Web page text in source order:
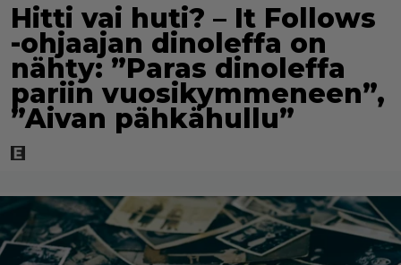
Hitti vai huti? – It Follows
-ohjaajan dinoleffa on
nähty: ”Paras dinoleffa
pariin vuosikymmeneen”,
”Aivan pähkähullu”